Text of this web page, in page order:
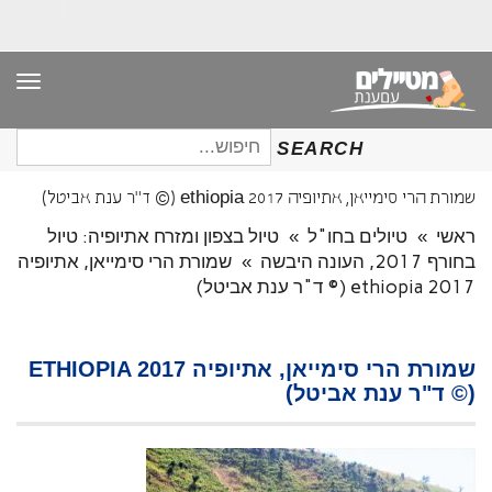
SEARCH
חיפוש
עבור:
שמורת הרי סימייאן, אתיופיה ethiopia 2017 (© ד"ר ענת אביטל)
ראשי » טיולים בחו"ל » טיול בצפון ומזרח אתיופיה: טיול
בחורף 2017, העונה היבשה
» שמורת הרי סימייאן, אתיופיה
ethiopia 2017 (© ד"ר ענת אביטל)
שמורת הרי סימייאן, אתיופיה ETHIOPIA 2017
(© ד"ר ענת אביטל)